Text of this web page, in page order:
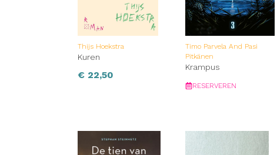
Thijs Hoekstra
Kuren
€ 22,50
Timo Parvela And Pasi
Pitkänen
Krampus
RESERVEREN